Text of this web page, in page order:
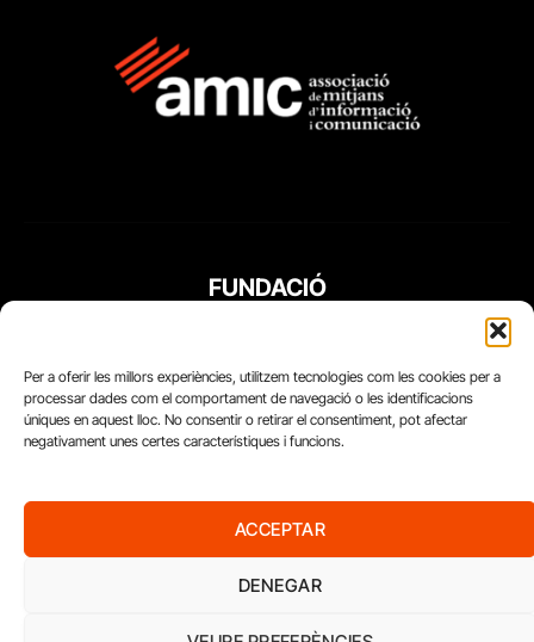
Per a oferir les millors experiències, utilitzem tecnologies com les cookies per a
processar dades com el comportament de navegació o les identificacions
úniques en aquest lloc. No consentir o retirar el consentiment, pot afectar
negativament unes certes característiques i funcions.
ACCEPTAR
DENEGAR
FUNDACIÓ